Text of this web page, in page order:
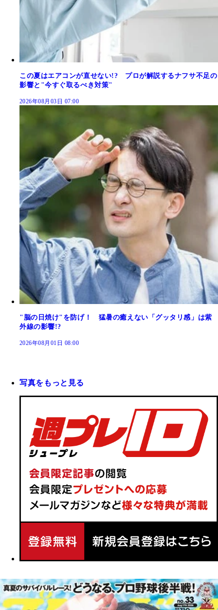
この夏はエアコンが直せない!? プロが解説するナフサ不足の
影響と"今すぐ取るべき対策"
2026年08月03日 07:00
"脳の日焼け"を防げ！ 猛暑の癒えない「グッタリ感」は紫
外線の影響!?
2026年08月01日 08:00
写真をもっと見る